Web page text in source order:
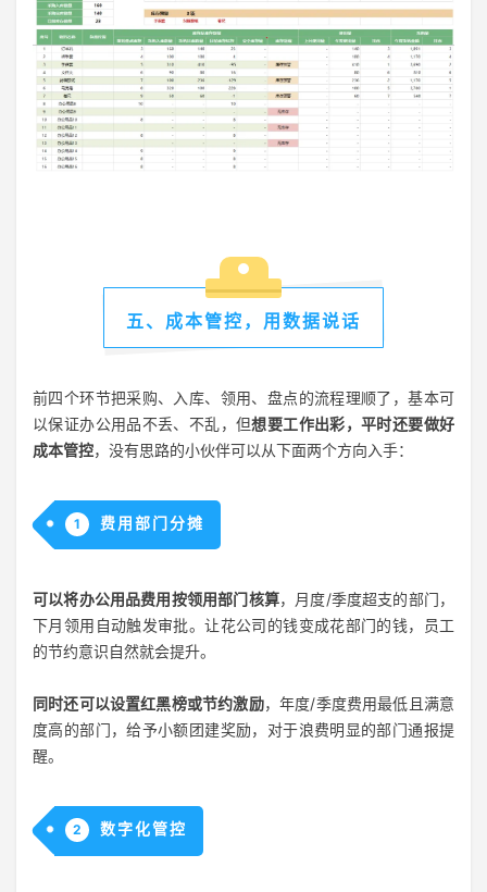
五、成本管控，用数据说话
前四个环节把采购、入库、领用、盘点的流程理顺了，基本可
以保证办公用品不丢、不乱，但想要工作出彩，平时还要做好
成本管控，没有思路的小伙伴可以从下面两个方向入手：
1 费用部门分摊
可以将办公用品费用按领用部门核算，月度/季度超支的部门，
下月领用自动触发审批。让花公司的钱变成花部门的钱，员工
的节约意识自然就会提升。
同时还可以设置红黑榜或节约激励，年度/季度费用最低且满意
度高的部门，给予小额团建奖励，对于浪费明显的部门通报提
醒。
2 数字化管控